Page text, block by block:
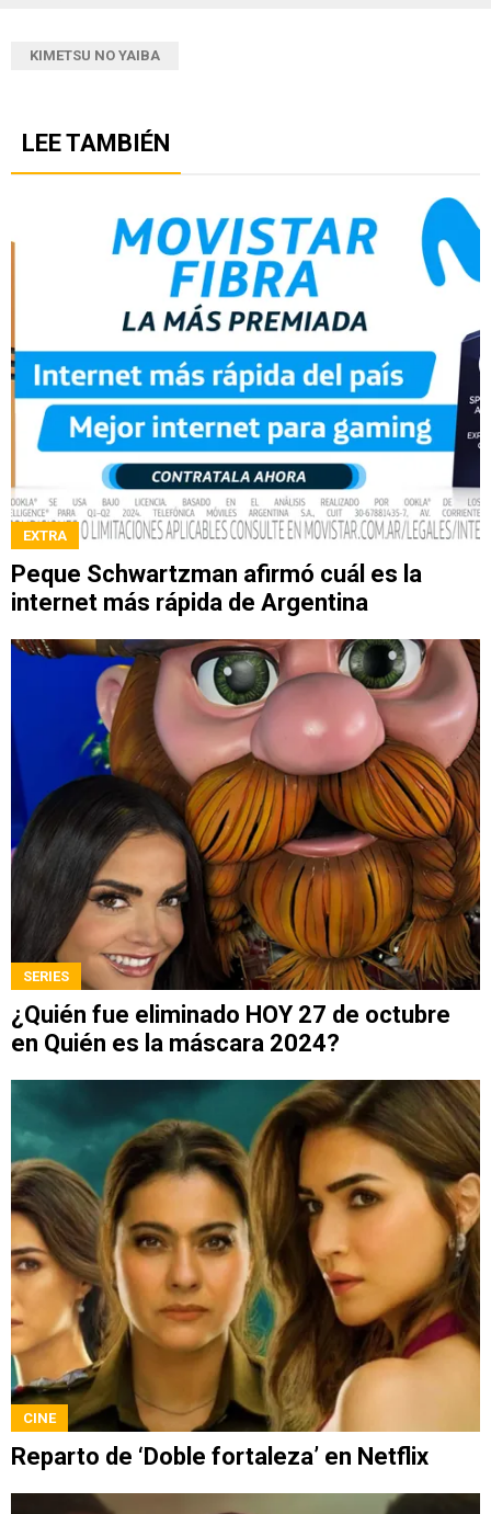
KIMETSU NO YAIBA
LEE TAMBIÉN
EXTRA
Peque Schwartzman afirmó cuál es la
internet más rápida de Argentina
SERIES
¿Quién fue eliminado HOY 27 de octubre
en Quién es la máscara 2024?
CINE
Reparto de ‘Doble fortaleza’ en Netflix